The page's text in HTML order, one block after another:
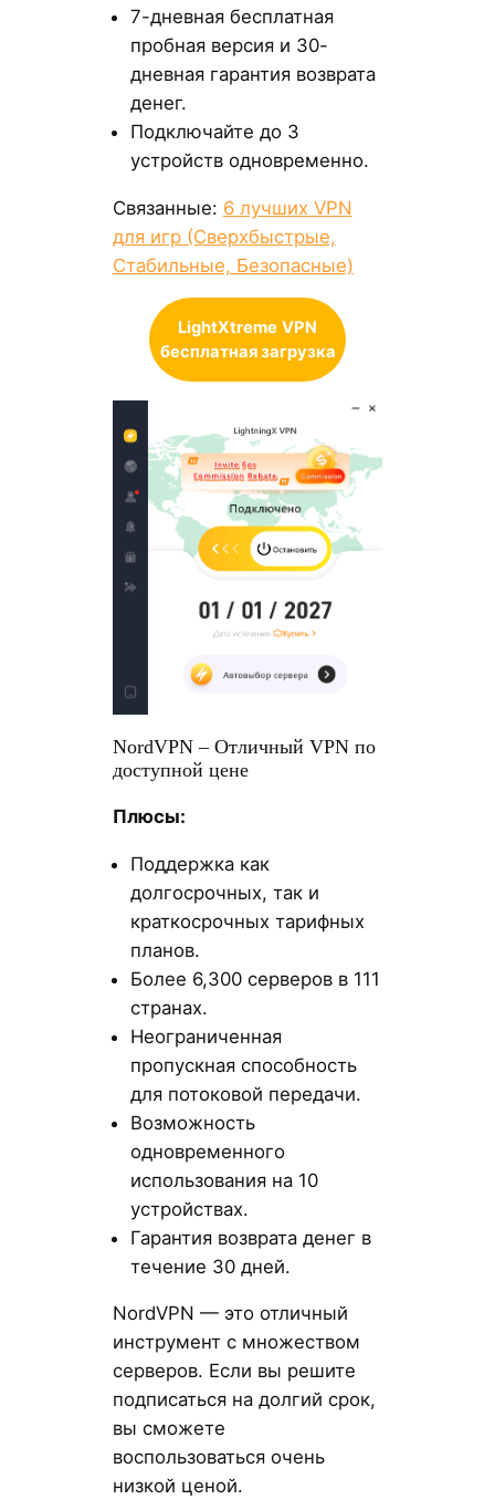
7-дневная бесплатная
пробная версия и 30-
дневная гарантия возврата
денег.
Подключайте до 3
устройств одновременно.
Связанные: 6 лучших VPN
для игр (Сверхбыстрые,
Стабильные, Безопасные)
LightXtreme VPN
бесплатная загрузка
NordVPN – Отличный VPN по
доступной цене
Плюсы:
Поддержка как
долгосрочных, так и
краткосрочных тарифных
планов.
Более 6,300 серверов в 111
странах.
Неограниченная
пропускная способность
для потоковой передачи.
Возможность
одновременного
использования на 10
устройствах.
Гарантия возврата денег в
течение 30 дней.
NordVPN — это отличный
инструмент с множеством
серверов. Если вы решите
подписаться на долгий срок,
вы сможете
воспользоваться очень
низкой ценой.